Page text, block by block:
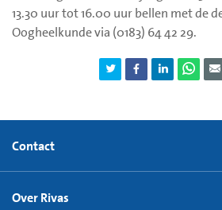
13.30 uur tot 16.00 uur bellen met de
Oogheelkunde via (0183) 64 42 29.
Contact
Over Rivas